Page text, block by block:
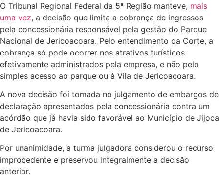
O Tribunal Regional Federal da 5ª Região manteve, mais
uma vez, a decisão que limita a cobrança de ingressos
pela concessionária responsável pela gestão do Parque
Nacional de Jericoacoara. Pelo entendimento da Corte, a
cobrança só pode ocorrer nos atrativos turísticos
efetivamente administrados pela empresa, e não pelo
simples acesso ao parque ou à Vila de Jericoacoara.
A nova decisão foi tomada no julgamento de embargos de
declaração apresentados pela concessionária contra um
acórdão que já havia sido favorável ao Município de Jijoca
de Jericoacoara.
Por unanimidade, a turma julgadora considerou o recurso
improcedente e preservou integralmente a decisão
anterior.